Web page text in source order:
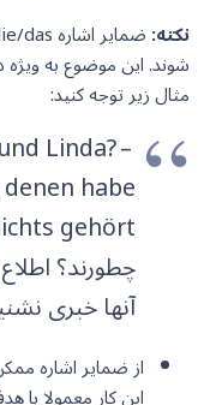
نکته:
مثال زیر توجه کنید:
Linda? –
habe
چطورند؟
آنها خبری
از ضمایر اشاره